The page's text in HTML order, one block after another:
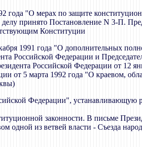
года "О мерах по защите
принято Постановление N 3-П.
Конституции
1991 года "О дополнительных
Российской Федерации и
Российской Федерации от 12
от 5 марта 1992 года "О краевом,
Федерации", устанавливающую
законности. В письме
одной из ветвей власти - Съезда